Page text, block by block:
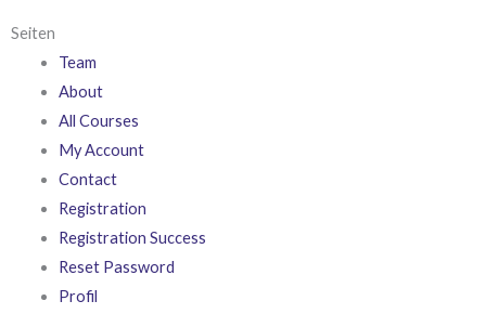
Seiten
Team
About
All Courses
My Account
Contact
Registration
Registration Success
Reset Password
Profil